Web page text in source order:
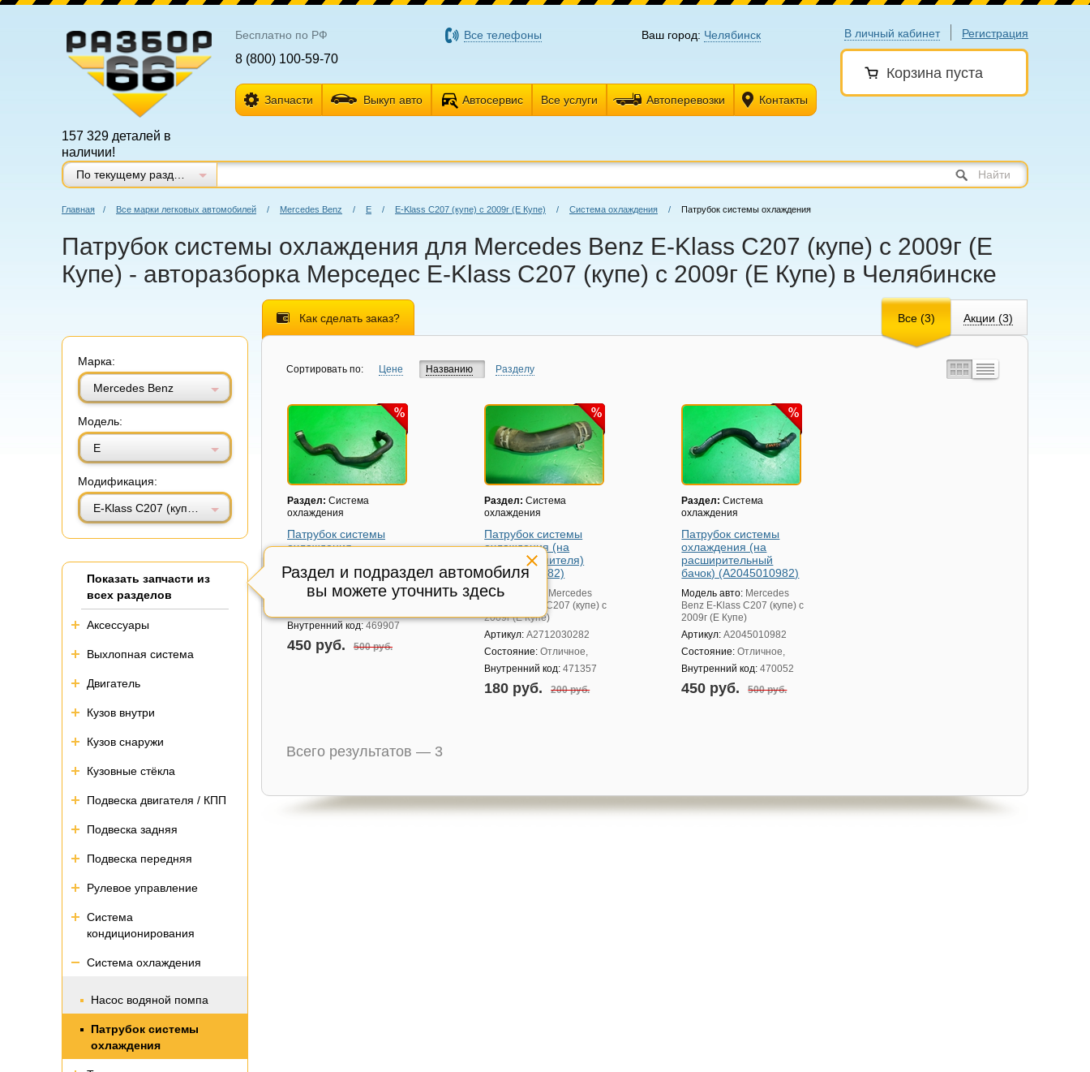
В личный кабинет Регистрация
Корзина пуста
157 329 деталей в
наличии!
Бесплатно по РФ
8 (800) 100-59-70
Все телефоны Ваш город: Челябинск
Запчасти Выкуп авто Автосервис Все услуги Автоперевозки Контакты
Найти
Главная / Все марки легковых автомобилей / Mercedes Benz / E / E-Klass C207 (купе) с 2009г (Е Купе) / Система охлаждения / Патрубок системы охлаждения
Патрубок системы охлаждения для Mercedes Benz E-Klass C207 (купе) с 2009г (Е
Купе) - авторазборка Мерседес E-Klass C207 (купе) с 2009г (Е Купе) в Челябинске
Марка:
Mercedes Benz
Модель:
E
Модификация:
Раздел и подраздел автомобиля
вы можете уточнить здесь
Показать запчасти из
всех разделов
Аксессуары
Выхлопная система
Двигатель
Кузов внутри
Кузов снаружи
Кузовные стёкла
Подвеска двигателя / КПП
Подвеска задняя
Подвеска передняя
Рулевое управление
Система
кондиционирования
Система охлаждения
Насос водяной помпа
Патрубок системы
охлаждения
Все (3) Акции (3)
Как сделать заказ?
Сортировать по: Цене Названию Разделу
Раздел: Система
охлаждения
Патрубок системы
охлаждения
Модель авто: Mercedes
Benz E-Klass C207 (купе) с
2009г (Е Купе)
Внутренний код: 469907
450 руб. 500 руб.
Раздел: Система
охлаждения
Патрубок системы
охлаждения (на
клапан отопителя)
(A2712030282)
Модель авто:
Mercedes
Benz E-Klass C207 (купе) с
2009г (Е Купе)
Артикул:A2712030282
Состояние:Отличное,
Внутренний код:471357
180 руб.200 руб.
Раздел: Система
охлаждения
Патрубок системы
охлаждения (на
расширительный
бачок) (A2045010982)
Модель авто: Mercedes
Benz E-Klass C207 (купе) с
2009г (Е Купе)
Артикул:A2045010982
Состояние:Отличное,
Внутренний код:470052
450 руб.500 руб.
Всего результатов — 3